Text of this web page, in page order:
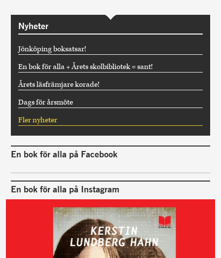
Nyheter
Jönköping boksatsar!
En bok för alla + Årets skolbibliotek = sant!
Årets läsfrämjare korade!
Dags för årsmöte
Fler nyheter
En bok för alla på Facebook
En bok för alla på Instagram